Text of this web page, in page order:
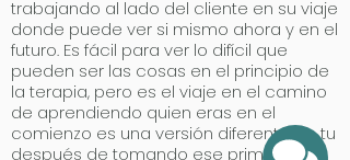
trabajando al lado del cliente en su viaje
donde puede ver si mismo ahora y en el
futuro. Es fácil para ver lo difícil que
pueden ser las cosas en el principio de
la terapia, pero es el viaje en el camino
de aprendiendo quien eras en el
comienzo es una versión diferente de tu
después de tomando ese primer paso.